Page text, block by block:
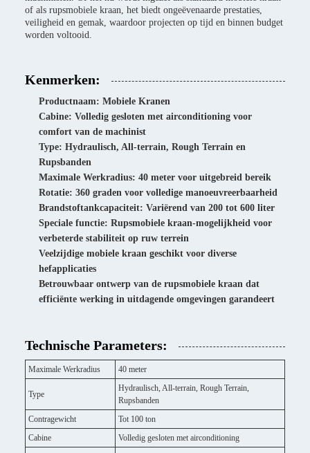
of als rupsmobiele kraan, het biedt ongeëvenaarde prestaties,
veiligheid en gemak, waardoor projecten op tijd en binnen budget
worden voltooid.
Kenmerken:
Productnaam: Mobiele Kranen
Cabine: Volledig gesloten met airconditioning voor
comfort van de machinist
Type: Hydraulisch, All-terrain, Rough Terrain en
Rupsbanden
Maximale Werkradius: 40 meter voor uitgebreid bereik
Rotatie: 360 graden voor volledige manoeuvreerbaarheid
Brandstoftankcapaciteit: Variërend van 200 tot 600 liter
Speciale functie: Rupsmobiele kraan-mogelijkheid voor
verbeterde stabiliteit op ruw terrein
Veelzijdige mobiele kraan geschikt voor diverse
hefapplicaties
Betrouwbaar ontwerp van de rupsmobiele kraan dat
efficiënte werking in uitdagende omgevingen garandeert
Technische Parameters:
Maximale Werkradius 40 meter
Type
Hydraulisch, All-terrain, Rough Terrain,
Rupsbanden
Contragewicht
Tot 100 ton
Cabine
Volledig gesloten met airconditioning